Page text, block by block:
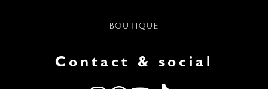
BOUTIQUE
Contact & social